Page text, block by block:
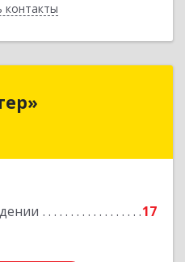
контакты
17
обл, Новодвинск г,